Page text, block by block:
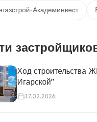
Академинвест
Ход строительства
Игарской"
17.02.2026